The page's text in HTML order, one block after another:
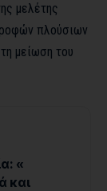
μελέτης
πλούσιων
μείωση του
«
και